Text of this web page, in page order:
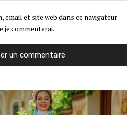
email et site web dans ce navigateur
je commenterai.